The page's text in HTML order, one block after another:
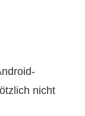
nicht